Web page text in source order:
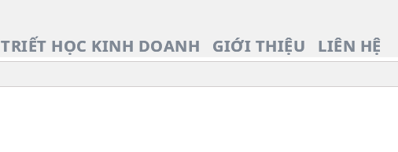
TRIẾT HỌC KINH DOANH GIỚI THIỆU LIÊN HỆ